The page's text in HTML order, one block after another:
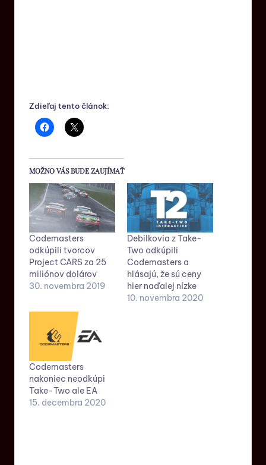
Zdieľaj tento článok:
MOŽNO VÁS BUDE ZAUJÍMAŤ
Codemasters
odkúpili tvorcov
Project CARS za 25
miliónov dolárov
30. novembra 2019
Debilkovia z Take-
Two odkúpili
Codemasters a
hlásajú, že sú ceny
hier naďalej nízke
10. novembra 2020
Codemasters
nakoniec neodkúpi
Take-Two ale EA
15. decembra 2020